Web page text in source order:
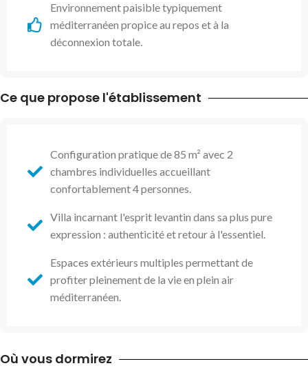
Environnement paisible typiquement
méditerranéen propice au repos et à la
déconnexion totale.
Ce que propose l'établissement
Configuration pratique de 85 m² avec 2
chambres individuelles accueillant
confortablement 4 personnes.
Villa incarnant l'esprit levantin dans sa plus pure
expression : authenticité et retour à l'essentiel.
Espaces extérieurs multiples permettant de
profiter pleinement de la vie en plein air
méditerranéen.
Où vous dormirez